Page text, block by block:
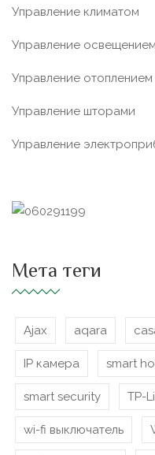
Управление климатом
Управление освещением
Управление отоплением
Управление шторами
Управление
Мета теги
Ajax aqara
IP камера smart
smart security TP-
wi-fi выключатель